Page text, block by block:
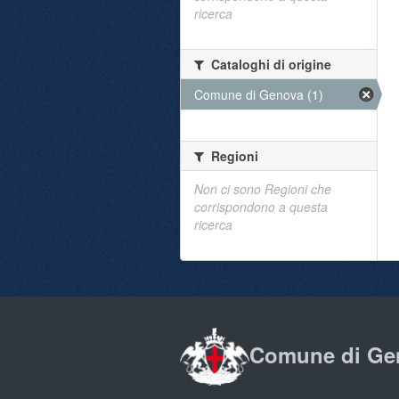
ricerca
Cataloghi di origine
Comune di Genova (1)
Regioni
Non ci sono Regioni che
corrispondono a questa
ricerca
Comune di